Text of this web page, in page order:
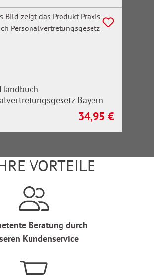
Bayern
Regulärer Preis:
34,95 €
VORTEILE
Beratung durch
Kundenservice